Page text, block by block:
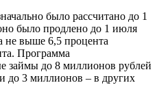
было рассчитано до 1
было продлено до 1 июля
не выше 6,5 процента
Программа
займы до 8 миллионов рублей
до 3 миллионов – в других